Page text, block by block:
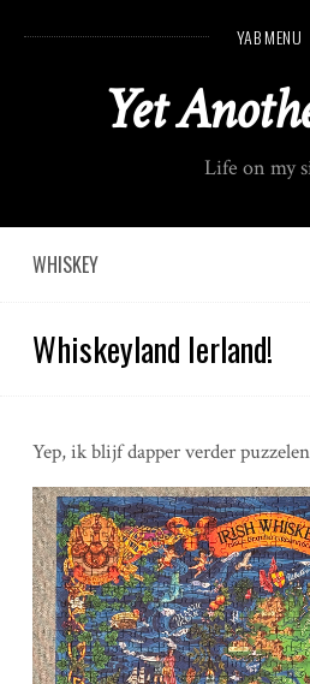
n
YAB MENU
Yet
Life on my
WHISKEY
Whiskeyland Ierland!
Yep, ik blijf dapper verder